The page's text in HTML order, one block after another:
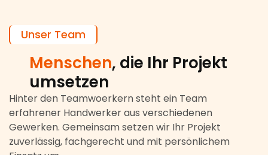
Unser Team
Menschen, die Ihr Projekt
umsetzen
Hinter den Teamwoerkern steht ein Team
erfahrener Handwerker aus verschiedenen
Gewerken. Gemeinsam setzen wir Ihr Projekt
zuverlässig, fachgerecht und mit persönlichem